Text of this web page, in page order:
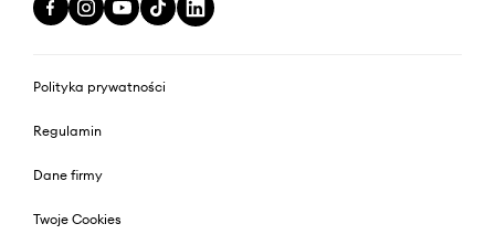
Polityka prywatności
Regulamin
Dane firmy
Twoje Cookies